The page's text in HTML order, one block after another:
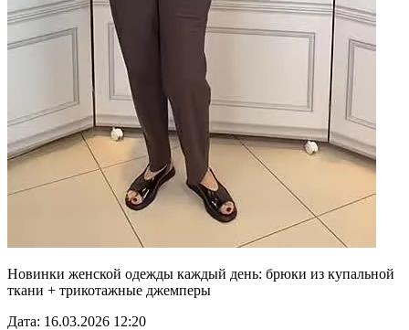
Новинки женской одежды каждый день: брюки из купальной
ткани + трикотажные джемперы
Дата: 16.03.2026 12:20